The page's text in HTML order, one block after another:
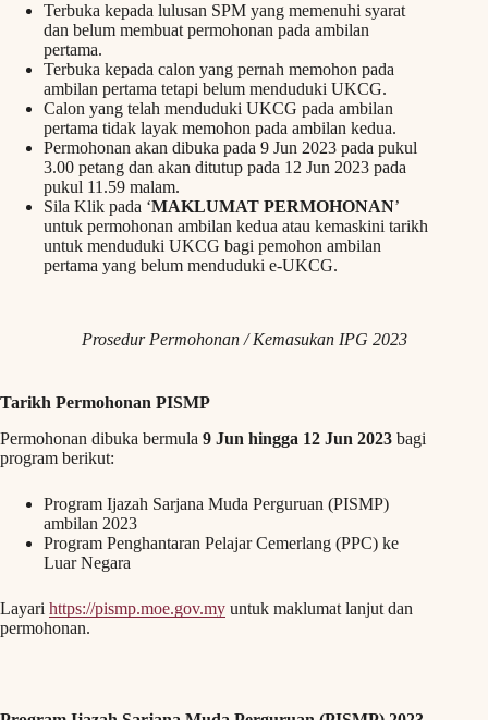
Terbuka kepada lulusan SPM yang memenuhi syarat
dan belum membuat permohonan pada ambilan
pertama.
Terbuka kepada calon yang pernah memohon pada
ambilan pertama tetapi belum menduduki UKCG.
Calon yang telah menduduki UKCG pada ambilan
pertama tidak layak memohon pada ambilan kedua.
Permohonan akan dibuka pada 9 Jun 2023 pada pukul
3.00 petang dan akan ditutup pada 12 Jun 2023 pada
pukul 11.59 malam.
Sila Klik pada ‘MAKLUMAT PERMOHONAN’
untuk permohonan ambilan kedua atau kemaskini tarikh
untuk menduduki UKCG bagi pemohon ambilan
pertama yang belum menduduki e-UKCG.
Prosedur Permohonan / Kemasukan IPG 2023
Tarikh Permohonan PISMP
Permohonan dibuka bermula 9 Jun hingga 12 Jun 2023 bagi
program berikut:
Program Ijazah Sarjana Muda Perguruan (PISMP)
ambilan 2023
Program Penghantaran Pelajar Cemerlang (PPC) ke
Luar Negara
Layari https://pismp.moe.gov.my untuk maklumat lanjut dan
permohonan.